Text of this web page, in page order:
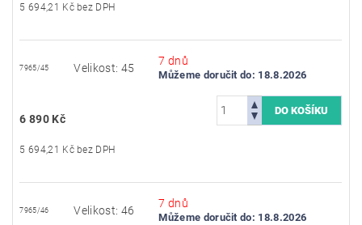
5 694,21 Kč bez DPH
7965/45 Velikost: 45
7 dnů
Můžeme doručit do: 18.8.2026
6 890 Kč
5 694,21 Kč bez DPH
7965/46 Velikost: 46
7 dnů
Můžeme doručit do: 18.8.2026